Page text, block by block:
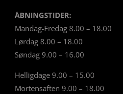
ÅBNINGSTIDER:
Mandag-Fredag 8.00 – 18.00
Lørdag 8.00 – 18.00
Søndag 9.00 – 16.00
Helligdage 9.00 – 15.00
Mortensaften 9.00 – 18.00